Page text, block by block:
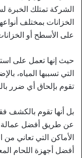
الشركة تمتلك
الخزانات بمختلف
على الأسطح أو
حيث إنها تعمل على
التي تسببها المياه،
تقوم بإلحاق أي ضرر
بل أنها تقوم بالكشف
عن طريق أفضل عمالة
الأماكن التي تعاني
أفضل أجهزة اللحام